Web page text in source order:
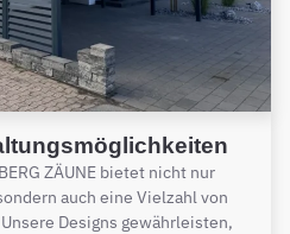
ZÄUNE bietet nicht nur
auch eine Vielzahl von
Designs gewährleisten,